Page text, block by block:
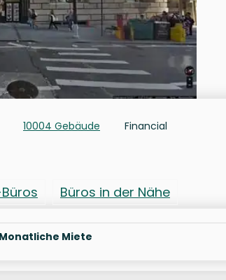
10004 Gebäude Financial
Büros in der Nähe
Monatliche Miete